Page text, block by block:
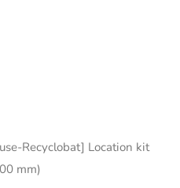
Recyclobat] Location kit
mm)